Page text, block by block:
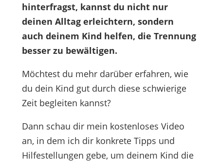
hinterfragst, kannst du nicht nur
deinen Alltag erleichtern, sondern
auch deinem Kind helfen, die Trennung
besser zu bewältigen.
Möchtest du mehr darüber erfahren, wie
du dein Kind gut durch diese schwierige
Zeit begleiten kannst?
Dann schau dir mein kostenloses Video
an, in dem ich dir konkrete Tipps und
Hilfestellungen gebe, um deinem Kind die